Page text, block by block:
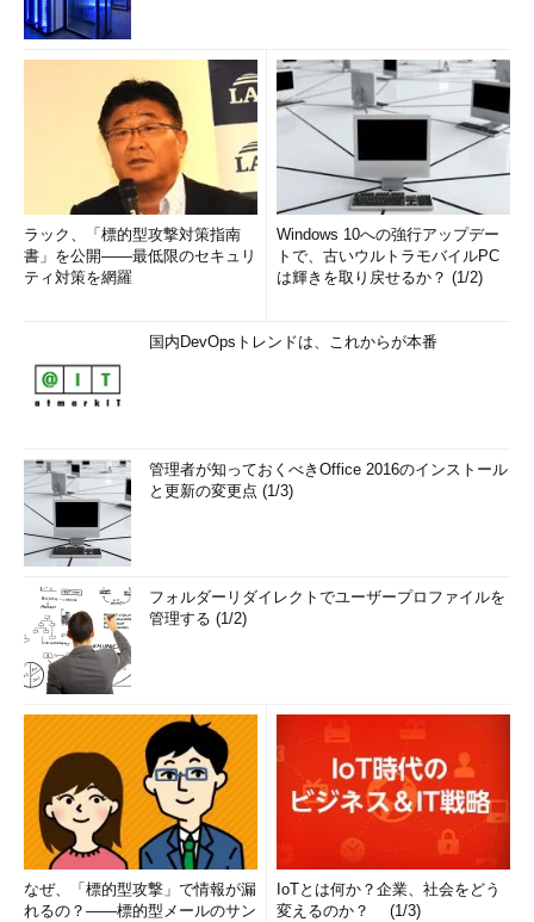
ラック、「標的型攻撃対策指南
書」を公開――最低限のセキュリ
ティ対策を網羅
Windows 10への強行アップデー
トで、古いウルトラモバイルPC
は輝きを取り戻せるか？ (1/2)
国内DevOpsトレンドは、これからが本番
管理者が知っておくべきOffice 2016のインストール
と更新の変更点 (1/3)
フォルダーリダイレクトでユーザープロファイルを
管理する (1/2)
なぜ、「標的型攻撃」で情報が漏
れるの？――標的型メールのサン
IoTとは何か？企業、社会をどう
変えるのか？ (1/3)